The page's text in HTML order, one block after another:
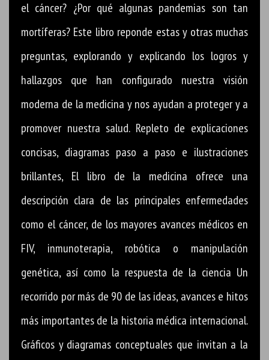
el cáncer? ¿Por qué algunas pandemias son tan
mortíferas? Este libro reponde estas y otras muchas
preguntas, explorando y explicando los logros y
hallazgos que han configurado nuestra visión
moderna de la medicina y nos ayudan a proteger y a
promover nuestra salud. Repleto de explicaciones
concisas, diagramas paso a paso e ilustraciones
brillantes, El libro de la medicina ofrece una
descripción clara de las principales enfermedades
como el cáncer, de los mayores avances médicos en
FIV, inmunoterapia, robótica o manipulación
genética, así como la respuesta de la ciencia Un
recorrido por más de 90 de las ideas, avances e hitos
más importantes de la historia médica internacional.
Gráficos y diagramas conceptuales que invitan a la